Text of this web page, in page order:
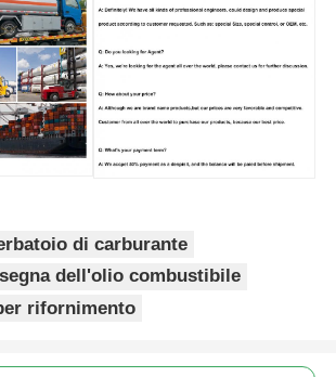
di carburante
dell'olio combustibile
rifornimento